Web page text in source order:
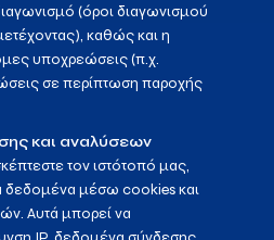
(όροι διαγωνισμού
καθώς και η
υποχρεώσεις (π.χ.
σε περίπτωση παροχής
και αναλύσεων
τον ιστότοπό μας,
δεδομένα μέσω cookies και
Αυτά μπορεί να